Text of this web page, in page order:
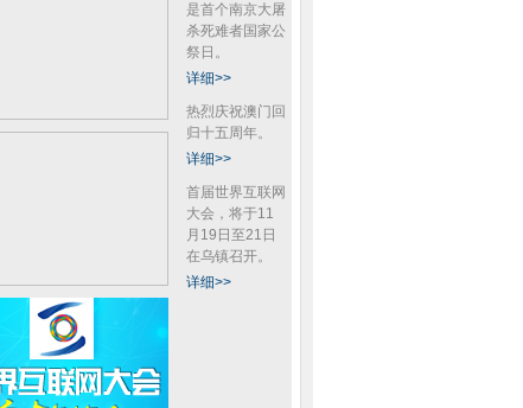
是首个南京大屠
杀死难者国家公
祭日。
详细>>
热烈庆祝澳门回
归十五周年。
详细>>
首届世界互联网
大会，将于11
月19日至21日
在乌镇召开。
详细>>